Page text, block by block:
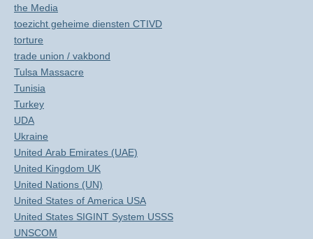
the Media
toezicht geheime diensten CTIVD
torture
trade union / vakbond
Tulsa Massacre
Tunisia
Turkey
UDA
Ukraine
United Arab Emirates (UAE)
United Kingdom UK
United Nations (UN)
United States of America USA
United States SIGINT System USSS
UNSCOM